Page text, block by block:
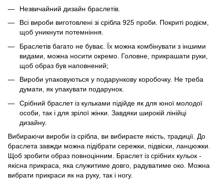
Незвичайний дизайн браслетів.
Всі вироби виготовлені зі срібла 925 проби. Покриті родієм,
щоб уникнути потемніння.
Браслетів багато не буває. Їх можна комбінувати з іншими
видами, можна носити окремо. Головне, прикрашати руки,
щоб образ був наповнений;
Вироби упаковуються у подарункову коробочку. Не треба
думати, як упакувати подарунок.
Срібний браслет із кульками підійде як для юної молодої
особи, так і для зрілої жінки. Завдяки широкій лінійці
дизайну.
Вибираючи вироби із срібла, ви вибираєте якість, традиції. До
браслета завжди можна підібрати сережки, підвіски, ланцюжки.
Щоб зробити образ повноцінним. Браслет із срібних кульок -
якісна прикраса, яка служитиме довго, радуватиме око. Можна
вибрати прикраси як на руку, так і ногу.